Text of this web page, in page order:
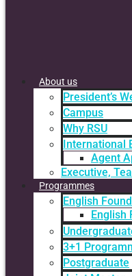
About us
President’s
Campus
Why RSU
International
Agent
Executive,
Programmes
English
English
3+1
Postgraduate